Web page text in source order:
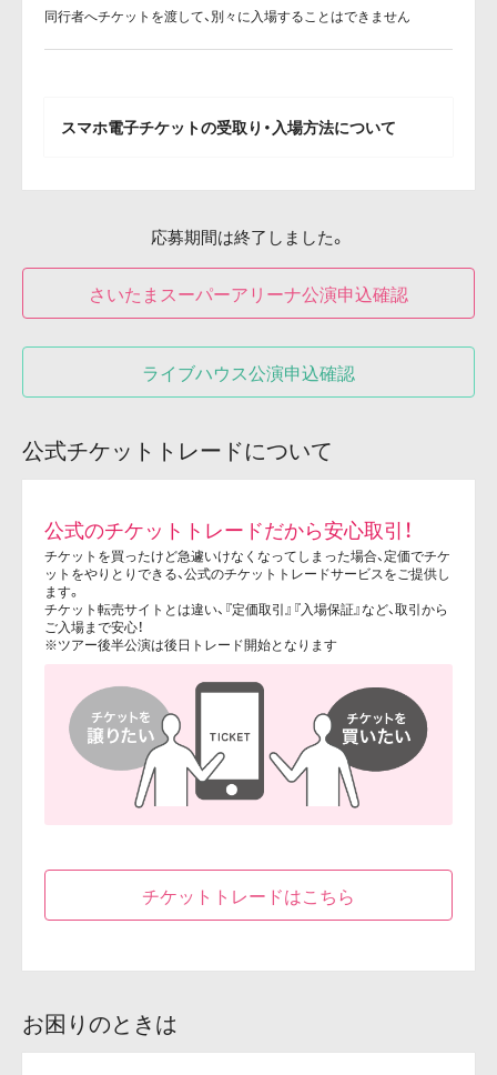
同行者へチケットを渡して、別々に入場することはできません
スマホ電子チケットの受取り・入場方法について
応募期間は終了しました。
さいたまスーパーアリーナ公演申込確認
ライブハウス公演申込確認
公式チケットトレードについて
公式のチケットトレードだから安心取引！
チケットを買ったけど急遽いけなくなってしまった場合、定価でチケ
ットをやりとりできる、公式のチケットトレードサービスをご提供し
ます。
チケット転売サイトとは違い、『定価取引』『入場保証』など、取引から
ご入場まで安心！
※ツアー後半公演は後日トレード開始となります
チケットトレードはこちら
お困りのときは